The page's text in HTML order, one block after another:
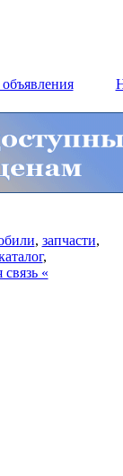
, запчасти,
,
«